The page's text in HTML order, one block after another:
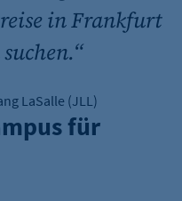
in Frankfurt
LaSalle (JLL)
für